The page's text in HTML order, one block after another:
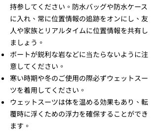
持参してください。防水バッグや防水ケース
に入れ、常に位置情報の追跡をオンにし、友
人や家族とリアルタイムに位置情報を共有し
ましょう。
ボートが鋭利な岩などに当たらないように注
意してください。
寒い時期や冬のご使用の際必ずウェットスー
ツを着用してください。
ウェットスーツは体を温める効果もあり、転
覆時に浮くための浮力を確保することができ
ます。